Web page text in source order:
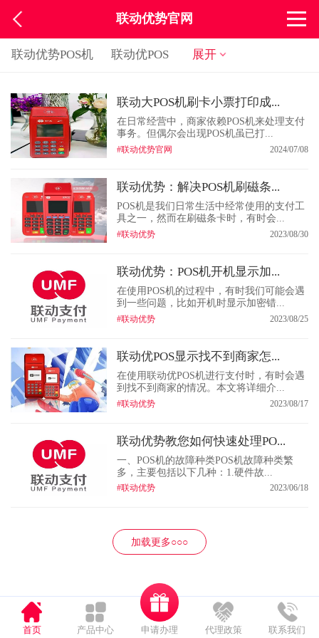
联动优势官网
联动优势POS机 联动优POS 展开
联动大POS机刷卡小票打印成...
在日常经营中，商家依赖POS机来处理支付
事务。但偶尔会出现POS机虽已打...
#联动优势官网 2024/07/08
联动优势：解决POS机刷磁条...
POS机是我们日常生活中经常使用的支付工
具之一，然而在刷磁条卡时，有时会...
#联动优势 2023/08/30
联动优势：POS机开机显示加...
在使用POS机的过程中，有时我们可能会遇
到一些问题，比如开机时显示加密错...
#联动优势 2023/08/25
联动优POS显示找不到商家怎...
在使用联动优POS机进行支付时，有时会遇
到找不到商家的情况。本文将详细介...
#联动优势 2023/08/17
联动优势教您如何快速处理PO...
一、POS机的故障种类POS机故障种类繁
多，主要包括以下几种：1.硬件故...
#联动优势 2023/06/18
加载更多○○○
首页 产品中心 申请办理 代理政策 联系我们